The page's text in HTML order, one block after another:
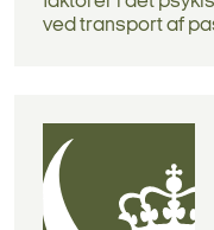
ved transport af